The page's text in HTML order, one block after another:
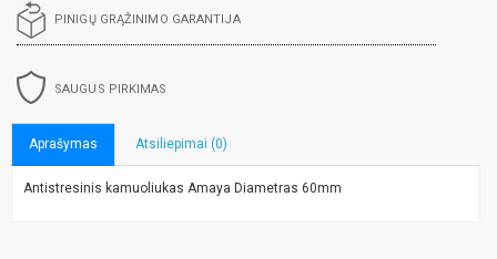
PINIGŲ GRĄŽINIMO GARANTIJA
SAUGUS PIRKIMAS
Aprašymas Atsiliepimai (0)
Antistresinis kamuoliukas Amaya Diametras 60mm